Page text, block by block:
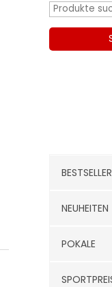
Suchen
BESTSELLER
NEUHEITEN
POKALE